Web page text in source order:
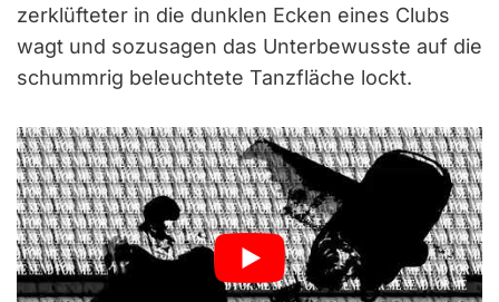
zerklüfteter in die dunklen Ecken eines Clubs
wagt und sozusagen das Unterbewusste auf die
schummrig beleuchtete Tanzfläche lockt.